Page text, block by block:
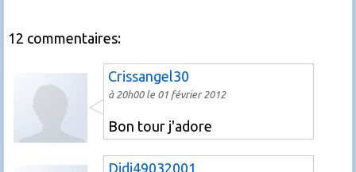
12 commentaires:
Crissangel30
à 20h00 le 01 février 2012
Bon tour j'adore
Didi49032001